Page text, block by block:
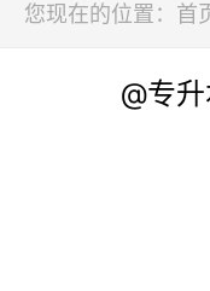
您现在的位置：首
@专